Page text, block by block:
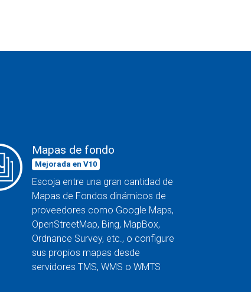
Mapas de fondo
Mejorada en V10
Escoja entre una gran cantidad de
Mapas de Fondos dinámicos de
proveedores como Google Maps,
OpenStreetMap, Bing, MapBox,
Ordnance Survey, etc., o configure
sus propios mapas desde
servidores TMS, WMS o WMTS